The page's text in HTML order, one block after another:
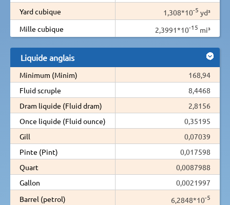
Yard cubique
1,308*10-5 yd³
Mille cubique
2,3991*10-15 mi³
Liquide anglais
Minimum (Minim)
168,94
Fluid scruple
8,4468
Dram liquide (Fluid dram)
2,8156
Once liquide (Fluid ounce)
0,35195
Gill
0,07039
Pinte (Pint)
0,017598
Quart
0,0087988
Gallon
0,0021997
Barrel (petrol)
6,2848*10-5